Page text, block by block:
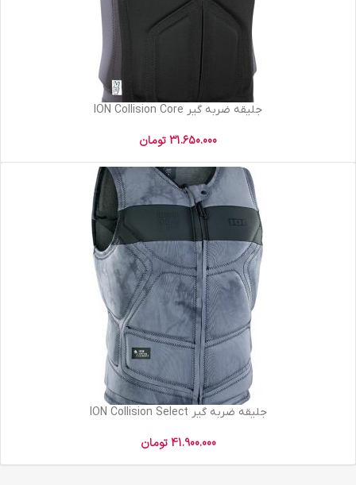
جلیقه ضربه گیر ION Collision Core
31.650.000تومان
جلیقه ضربه گیر ION Collision Select
41.900.000 تومان